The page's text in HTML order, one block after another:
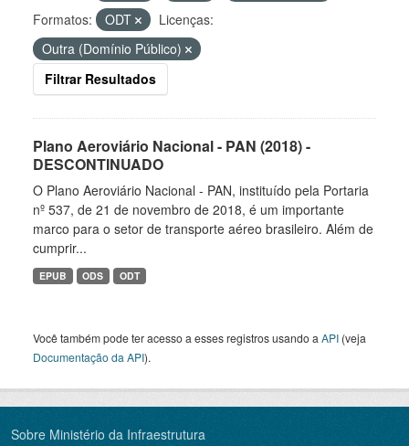
Formatos:
ODT
Licenças:
Outra (Domínio Público)
Filtrar Resultados
Plano Aeroviário Nacional - PAN (2018) -
DESCONTINUADO
O Plano Aeroviário Nacional - PAN, instituído pela Portaria
nº 537, de 21 de novembro de 2018, é um importante
marco para o setor de transporte aéreo brasileiro. Além de
cumprir...
EPUB ODS ODT
Você também pode ter acesso a esses registros usando a API (veja
Documentação da API).
Sobre Ministério da Infraestrutura